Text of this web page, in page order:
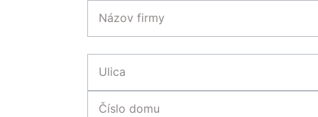
Názov firmy
Ulica
Číslo domu